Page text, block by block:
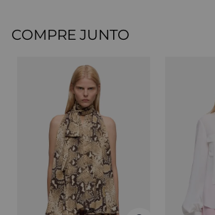
COMPRE JUNTO